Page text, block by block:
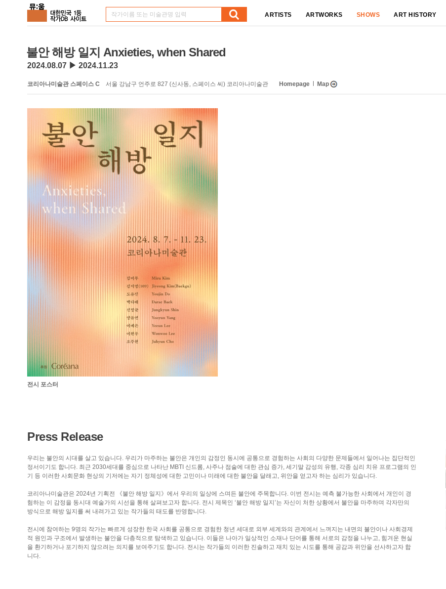
ARTISTS ARTWORKS SHOWS ART HISTORY
불안 해방 일지 Anxieties, when Shared
2024.08.07 ▶ 2024.11.23
코리아나미술관 스페이스 C 서울 강남구 언주로 827 (신사동, 스페이스 씨) 코리아나미술관 Homepage Map
전시 포스터
Press Release
우리는 불안의 시대를 살고 있습니다. 우리가 마주하는 불안은 개인의 감정인 동시에 공통으로 경험하는 사회의 다양한 문제들에서 일어나는 집단적인
정서이기도 합니다. 최근 2030세대를 중심으로 나타난 MBTI 신드롬, 사주나 점술에 대한 관심 증가, 세기말 감성의 유행, 각종 심리 치유 프로그램의 인
기 등 이러한 사회문화 현상의 기저에는 자기 정체성에 대한 고민이나 미래에 대한 불안을 달래고, 위안을 얻고자 하는 심리가 있습니다.
코리아나미술관은 2024년 기획전 《불안 해방 일지》에서 우리의 일상에 스며든 불안에 주목합니다. 이번 전시는 예측 불가능한 사회에서 개인이 경
험하는 이 감정을 동시대 예술가의 시선을 통해 살펴보고자 합니다. 전시 제목인 ‘불안 해방 일지’는 자신이 처한 상황에서 불안을 마주하며 각자만의
방식으로 해방 일지를 써 내려가고 있는 작가들의 태도를 반영합니다.
전시에 참여하는 9명의 작가는 빠르게 성장한 한국 사회를 공통으로 경험한 청년 세대로 외부 세계와의 관계에서 느껴지는 내면의 불안이나 사회경제
적 원인과 구조에서 발생하는 불안을 다층적으로 탐색하고 있습니다. 이들은 나아가 일상적인 소재나 단어를 통해 서로의 감정을 나누고, 힘겨운 현실
을 환기하거나 포기하지 않으려는 의지를 보여주기도 합니다. 전시는 작가들의 이러한 진솔하고 재치 있는 시도를 통해 공감과 위안을 선사하고자 합
니다.